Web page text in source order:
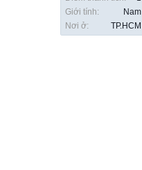
Giới tính:
Nam
Nơi ở:
TP.HCM